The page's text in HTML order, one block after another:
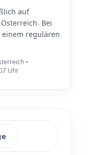
auf
Bei
regulären
•
Uhr